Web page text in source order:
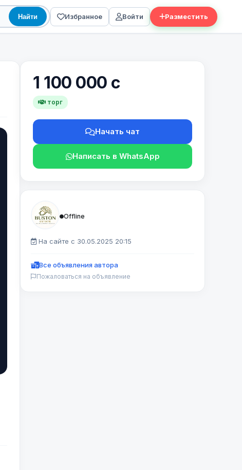
Найти Избранное Войти Разместить
1 100 000 с
торг
Начать чат
Написать в WhatsApp
Offline
На сайте с 30.05.2025 20:15
Все объявления автора
Пожаловаться на объявление